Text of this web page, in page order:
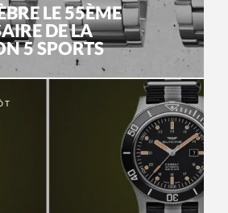
LE 55ÈME
DE LA
5 SPORTS